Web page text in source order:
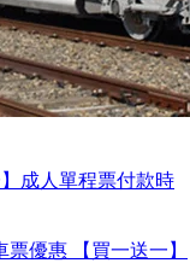
成人單程票付款時
優惠 【買一送一】